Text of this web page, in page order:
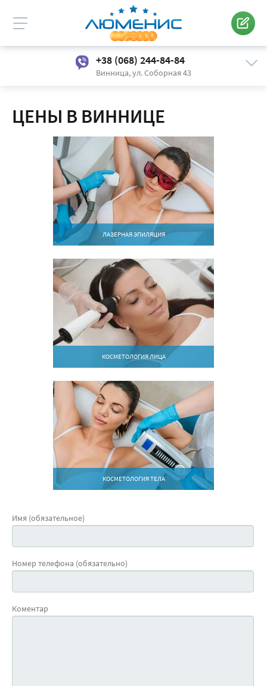
Винница Центральный
+38 (068) 244-84-84
Винница,ул. Соборная 43
ЦЕНЫ В ВИННИЦЕ
ЛАЗЕРНАЯ ЭПИЛЯЦИЯ
КОСМЕТОЛОГИЯ ЛИЦА
КОСМЕТОЛОГИЯ ТЕЛА
Имя (обязательное)
Номер телефона (обязательно)
Коментар